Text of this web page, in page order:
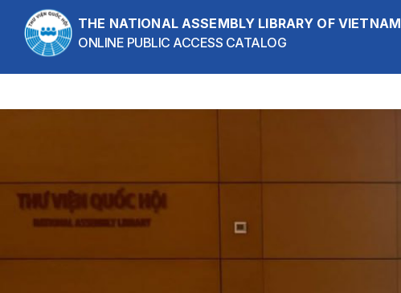
Skip to content
THE NATIONAL ASSEMBLY LIBRARY OF VIETNAM
ONLINE PUBLIC ACCESS CATALOG